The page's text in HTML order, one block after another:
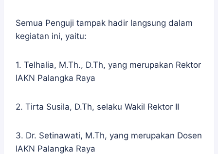
Semua Penguji tampak hadir langsung dalam
kegiatan ini, yaitu:
1. Telhalia, M.Th., D.Th, yang merupakan Rektor
IAKN Palangka Raya
2. Tirta Susila, D.Th, selaku Wakil Rektor II
3. Dr. Setinawati, M.Th, yang merupakan Dosen
IAKN Palangka Raya